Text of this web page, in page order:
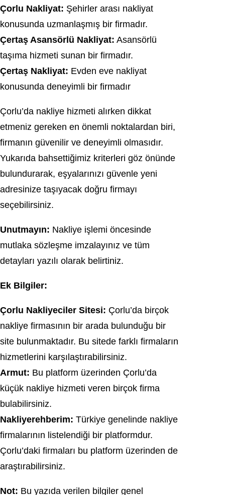
Çorlu Nakliyat: Şehirler arası nakliyat
konusunda uzmanlaşmış bir firmadır.
Çertaş Asansörlü Nakliyat: Asansörlü
taşıma hizmeti sunan bir firmadır.
Çertaş Nakliyat: Evden eve nakliyat
konusunda deneyimli bir firmadır
Çorlu’da nakliye hizmeti alırken dikkat
etmeniz gereken en önemli noktalardan biri,
firmanın güvenilir ve deneyimli olmasıdır.
Yukarıda bahsettiğimiz kriterleri göz önünde
bulundurarak, eşyalarınızı güvenle yeni
adresinize taşıyacak doğru firmayı
seçebilirsiniz.
Unutmayın: Nakliye işlemi öncesinde
mutlaka sözleşme imzalayınız ve tüm
detayları yazılı olarak belirtiniz.
Ek Bilgiler:
Çorlu Nakliyeciler Sitesi: Çorlu’da birçok
nakliye firmasının bir arada bulunduğu bir
site bulunmaktadır. Bu sitede farklı firmaların
hizmetlerini karşılaştırabilirsiniz.
Armut: Bu platform üzerinden Çorlu’da
küçük nakliye hizmeti veren birçok firma
bulabilirsiniz.
Nakliyerehberim: Türkiye genelinde nakliye
firmalarının listelendiği bir platformdur.
Çorlu’daki firmaları bu platform üzerinden de
araştırabilirsiniz.
Not: Bu yazıda verilen bilgiler genel